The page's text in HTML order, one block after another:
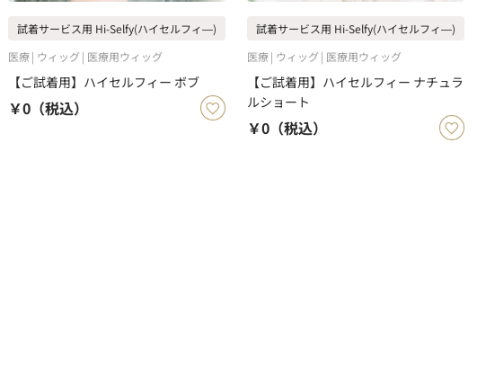
試着サービス用 Hi-Selfy(ハイセルフィ―)
医療 ウィッグ 医療用ウィッグ
【ご試着用】ハイセルフィー ボブ
￥0 （税込）
試着サービス用 Hi-Selfy(ハイセルフィ―)
医療 ウィッグ 医療用ウィッグ
【ご試着用】ハイセルフィー ナチュラ
ルショート
￥0 （税込）